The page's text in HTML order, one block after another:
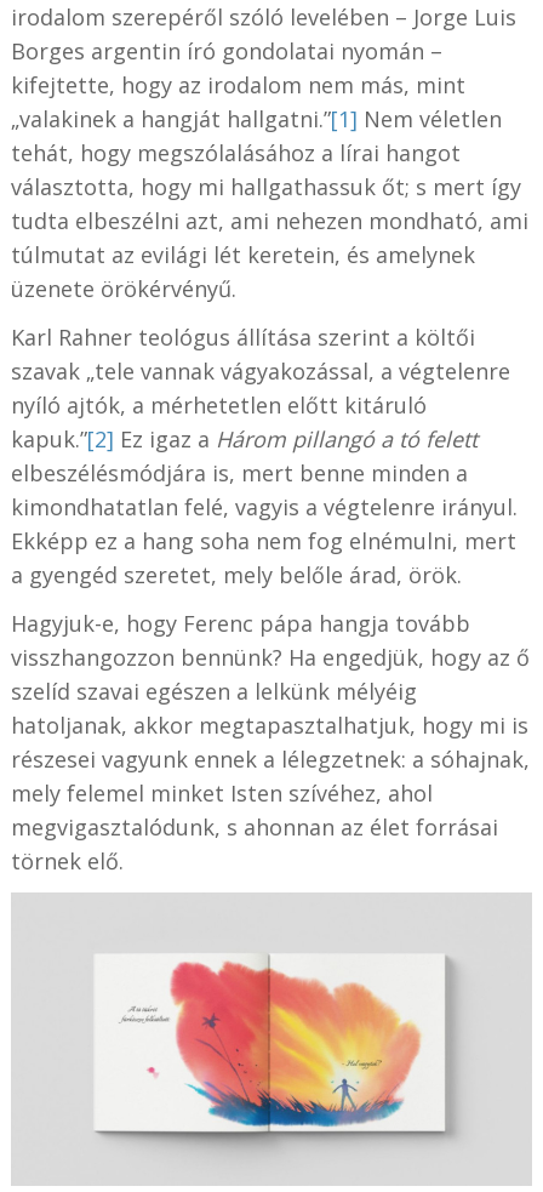
irodalom szerepéről szóló levelében – Jorge Luis
Borges argentin író gondolatai nyomán –
kifejtette, hogy az irodalom nem más, mint
„valakinek a hangját hallgatni.”[1] Nem véletlen
tehát, hogy megszólalásához a lírai hangot
választotta, hogy mi hallgathassuk őt; s mert így
tudta elbeszélni azt, ami nehezen mondható, ami
túlmutat az evilági lét keretein, és amelynek
üzenete örökérvényű.
Karl Rahner teológus állítása szerint a költői
szavak „tele vannak vágyakozással, a végtelenre
nyíló ajtók, a mérhetetlen előtt kitáruló
kapuk.”[2] Ez igaz a Három pillangó a tó felett
elbeszélésmódjára is, mert benne minden a
kimondhatatlan felé, vagyis a végtelenre irányul.
Ekképp ez a hang soha nem fog elnémulni, mert
a gyengéd szeretet, mely belőle árad, örök.
Hagyjuk-e, hogy Ferenc pápa hangja tovább
visszhangozzon bennünk? Ha engedjük, hogy az ő
szelíd szavai egészen a lelkünk mélyéig
hatoljanak, akkor megtapasztalhatjuk, hogy mi is
részesei vagyunk ennek a lélegzetnek: a sóhajnak,
mely felemel minket Isten szívéhez, ahol
megvigasztalódunk, s ahonnan az élet forrásai
törnek elő.